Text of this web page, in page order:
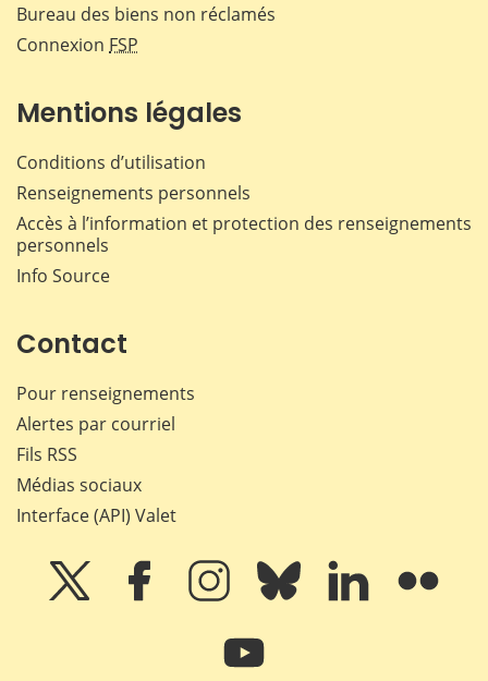
Bureau des biens non réclamés
Connexion FSP
Mentions légales
Conditions d’utilisation
Renseignements personnels
Accès à l’information et protection des renseignements
personnels
Info Source
Contact
Pour renseignements
Alertes par courriel
Fils RSS
Médias sociaux
Interface (API) Valet